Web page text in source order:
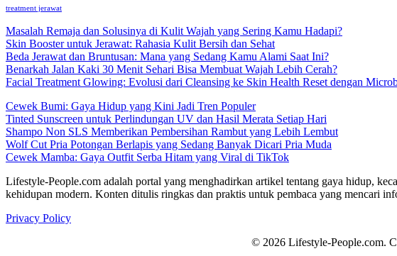
treatment jerawat
Masalah Remaja dan Solusinya di Kulit Wajah yang Sering Kamu Hadapi?
Skin Booster untuk Jerawat: Rahasia Kulit Bersih dan Sehat
Beda Jerawat dan Bruntusan: Mana yang Sedang Kamu Alami Saat Ini?
Benarkah Jalan Kaki 30 Menit Sehari Bisa Membuat Wajah Lebih Cerah?
Facial Treatment Glowing: Evolusi dari Cleansing ke Skin Health Reset dengan
Cewek Bumi: Gaya Hidup yang Kini Jadi Tren Populer
Tinted Sunscreen untuk Perlindungan UV dan Hasil Merata Setiap Hari
Shampo Non SLS Memberikan Pembersihan Rambut yang Lebih Lembut
Wolf Cut Pria Potongan Berlapis yang Sedang Banyak Dicari Pria Muda
Cewek Mamba: Gaya Outfit Serba Hitam yang Viral di TikTok
Lifestyle-People.com adalah portal yang menghadirkan artikel tentang gaya hidup,
kehidupan modern. Konten ditulis ringkas dan praktis untuk pembaca yang mencari
Privacy Policy
© 2026 Lifestyle-People.com.